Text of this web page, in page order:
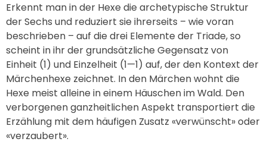
Erkennt man in der Hexe die archetypische Struktur
der Sechs und reduziert sie ihrerseits – wie voran
beschrieben – auf die drei Elemente der Triade, so
scheint in ihr der grundsätzliche Gegensatz von
Einheit (1) und Einzelheit (1—1) auf, der den Kontext der
Märchenhexe zeichnet. In den Märchen wohnt die
Hexe meist alleine in einem Häuschen im Wald. Den
verborgenen ganzheitlichen Aspekt transportiert die
Erzählung mit dem häufigen Zusatz «verwünscht» oder
«verzaubert».